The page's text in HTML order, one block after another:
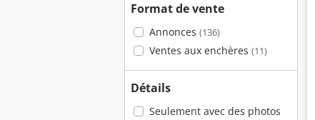
Format de vente
Annonces (136)
Ventes aux enchères (11)
Détails
Seulement avec des photos